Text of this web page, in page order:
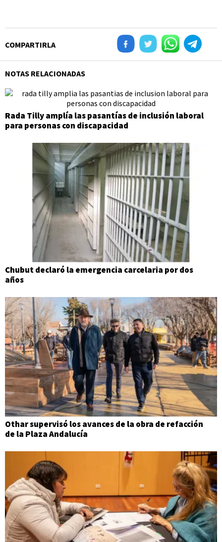
COMPARTIRLA
NOTAS RELACIONADAS
Rada Tilly amplía las pasantías de inclusión laboral
para personas con discapacidad
Chubut declaró la emergencia carcelaria por dos
años
Othar supervisó los avances de la obra de refacción
de la Plaza Andalucía